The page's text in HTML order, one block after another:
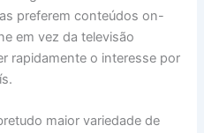
preferem conteúdos on-
em vez da televisão
rapidamente o interesse por
maior variedade de